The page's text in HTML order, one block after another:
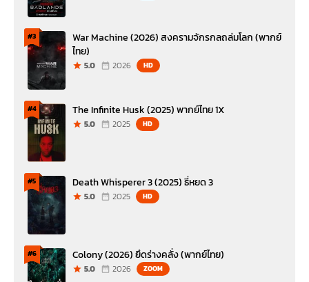
#3
War Machine (2026) สงครามจักรกลถล่มโลก (พากย์
ไทย)
5.0 2026 HD
#4 The Infinite Husk (2025) พากย์ไทย 1X
5.0 2025 HD
#5 Death Whisperer 3 (2025) ธี่หยด 3
5.0 2025 HD
#6 Colony (2026) ยึดร่างคลั่ง (พากย์ไทย)
5.0 2026 ZOOM